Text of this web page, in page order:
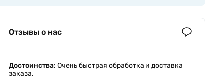
Отзывы о нас
Достоинства: Очень быстрая обработка и доставка
заказа.